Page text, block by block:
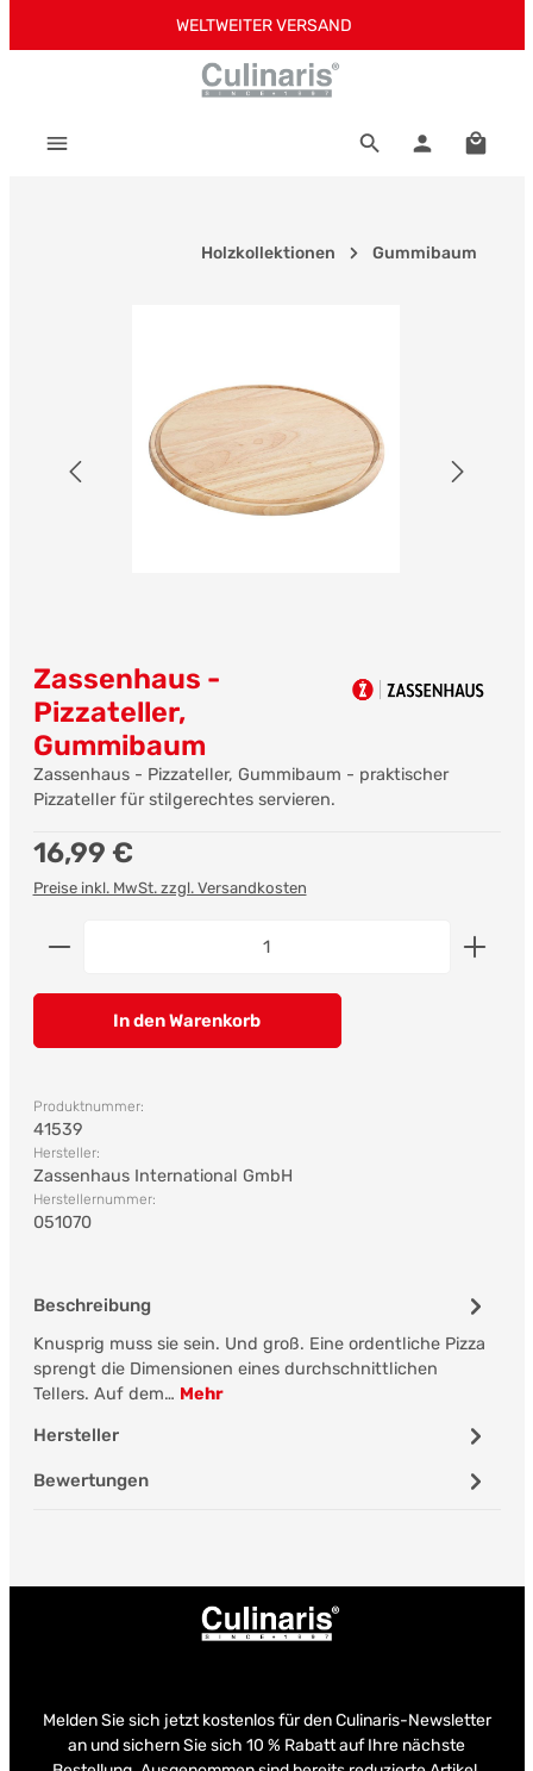
Zum Hauptinhalt springenWELTWEITER VERSAND
Holzkollektionen Gummibaum
Zassenhaus -
Pizzateller,
Gummibaum
Zassenhaus - Pizzateller, Gummibaum - praktischer
Pizzateller für stilgerechtes servieren.
Regulärer Preis:
16,99 €
Preise inkl. MwSt. zzgl. Versandkosten
Produkt Anzahl: Gib den gewünschten Wert ein
In den Warenkorb
Produktnummer:
41539
Hersteller:
Zassenhaus International GmbH
Herstellernummer:
051070
Beschreibung
Knusprig muss sie sein. Und groß. Eine ordentliche Pizza
sprengt die Dimensionen eines durchschnittlichen
Tellers. Auf dem… Mehr
Hersteller
Bewertungen
Melden Sie sich jetzt kostenlos für den Culinaris-Newsletter
an und sichern Sie sich 10 % Rabatt auf Ihre nächste